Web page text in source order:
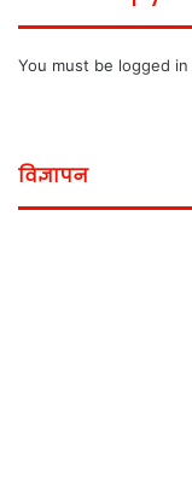
You must be logged in
विज्ञापन